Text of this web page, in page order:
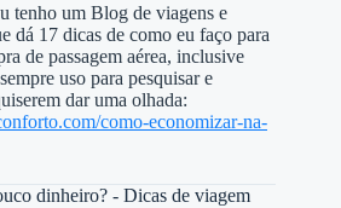
tenho um Blog de viagens e
dá 17 dicas de como eu faço para
de passagem aérea, inclusive
uso para pesquisar e
dar uma olhada:
como-economizar-na-
dinheiro? - Dicas de viagem